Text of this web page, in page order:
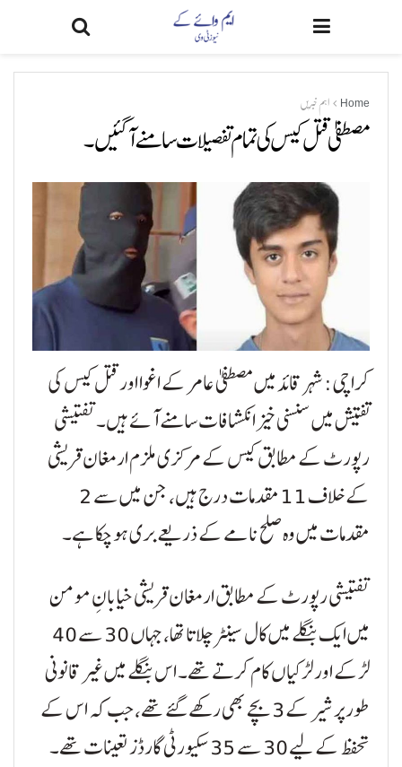
Home اہم خبریں
مصطفیٰ قتل کیس کی تمام تفصیلات سامنےآگئیں۔
کراچی: شہر قائد میں مصطفیٰ عامر کے اغوا اور قتل کیس کی
تفتیش میں سنسنی خیز انکشافات سامنے آئے ہیں۔ تفتیشی
رپورٹ کے مطابق کیس کے مرکزی ملزم ارمغان قریشی
کے خلاف 11 مقدمات درج ہیں، جن میں سے 2
مقدمات میں وہ صلح نامے کے ذریعے بری ہو چکا ہے۔
تفتیشی رپورٹ کے مطابق ارمغان قریشی خیابانِ مومن
میں ایک بنگلے میں کال سینٹر چلاتا تھا، جہاں 30 سے 40
لڑکے اور لڑکیاں کام کرتے تھے۔ اس بنگلے میں غیر قانونی
طور پر شیر کے 3 بچے بھی رکھے گئے تھے، جب کہ اس کے
تحفظ کے لیے 30 سے 35 سکیورٹی گارڈز تعینات تھے۔